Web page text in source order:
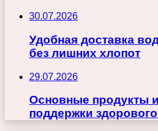
30.07.2026
Удобная доставка
без лишних хлопот
29.07.2026
Основные продукты
поддержки